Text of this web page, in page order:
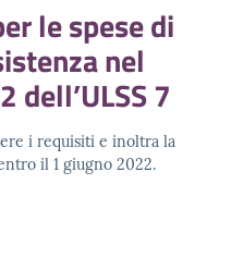
le spese di
nel
dell’ULSS 7
i requisiti e inoltra la
il 1 giugno 2022.